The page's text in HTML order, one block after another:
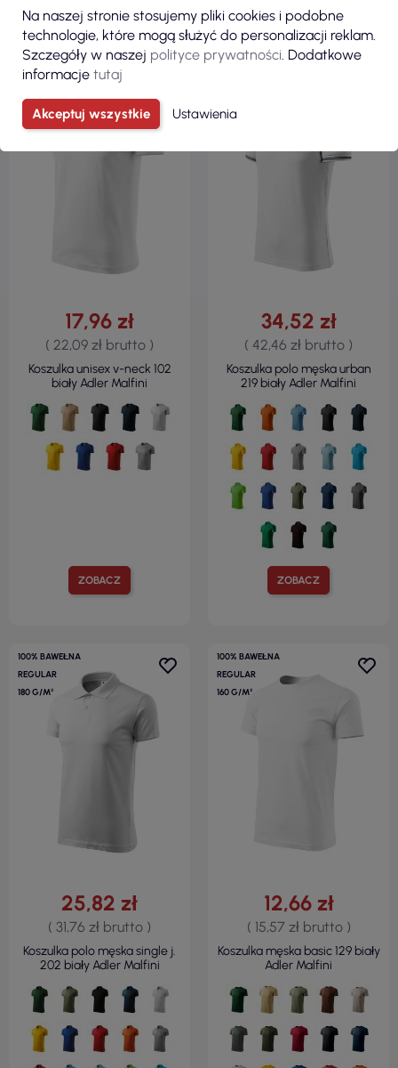
100% BAWEŁNA
160 G/M²
ZOBACZ
17,96 zł
( 22,09 zł brutto )
Koszulka unisex v-neck 102
biały Adler Malfini
REGULAR
ZOBACZ
34,52 zł
( 42,46 zł brutto )
Koszulka polo męska urban
219 biały Adler Malfini
100% BAWEŁNA
REGULAR
180 G/M²
25,82 zł
( 31,76 zł brutto )
Koszulka polo męska single j.
202 biały Adler Malfini
100% BAWEŁNA
REGULAR
160 G/M²
12,66 zł
( 15,57 zł brutto )
Koszulka męska basic 129 biały
Adler Malfini
Na naszej stronie stosujemy pliki cookies i podobne
technologie, które mogą służyć do personalizacji reklam.
Szczegóły w naszej polityce prywatności . Dodatkowe
informacje tutaj
Akceptuj wszystkie Ustawienia